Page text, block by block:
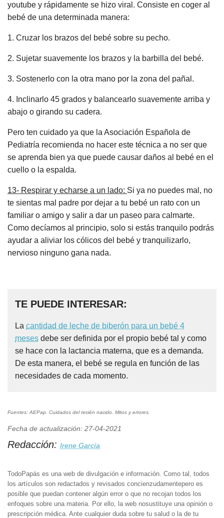
youtube y rápidamente se hizo viral. Consiste en coger al
bebé de una determinada manera:
1. Cruzar los brazos del bebé sobre su pecho.
2. Sujetar suavemente los brazos y la barbilla del bebé.
3. Sostenerlo con la otra mano por la zona del pañal.
4. Inclinarlo 45 grados y balancearlo suavemente arriba y
abajo o girando su cadera.
Pero ten cuidado ya que la Asociación Española de
Pediatría recomienda no hacer este técnica a no ser que
se aprenda bien ya que puede causar daños al bebé en el
cuello o la espalda.
13- Respirar y echarse a un lado: Si ya no puedes mal, no
te sientas mal padre por dejar a tu bebé un rato con un
familiar o amigo y salir a dar un paseo para calmarte.
Como decíamos al principio, solo si estás tranquilo podrás
ayudar a aliviar los cólicos del bebé y tranquilizarlo,
nervioso ninguno gana nada.
TE PUEDE INTERESAR:
La cantidad de leche de biberón para un bebé 4
meses debe ser definida por el propio bebé tal y como
se hace con la lactancia materna, que es a demanda.
De esta manera, el bebé se regula en función de las
necesidades de cada momento.
Fuentes: AEPap. Cuidados del recién nacido. Mitos y errores.
Fecha de actualización: 27-04-2021
Redacción: Irene García
TodoPapás es una web de divulgación e información. Como tal, todos
los artículos son redactados y revisados concienzudamentepero es
posible que puedan contener algún error o que no recojan todos los
enfoques sobre una materia. Por ello, la web nosustituye una opinión o
prescripción médica. Ante cualquier duda sobre tu salud o la de tu